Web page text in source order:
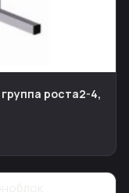
роста2-4,